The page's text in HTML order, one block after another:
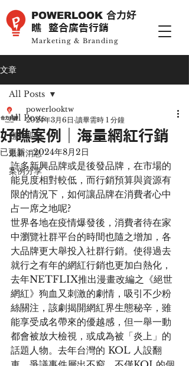
POWERLOOK 合力好
瞧 整合廣告行銷
Marketing & Branding
文章
All Posts
趨勢觀點
最新消息
案例分享
All Posts
好瞧案例｜海量網紅行銷
powerlooktw
2024年3月6日 讀畢需時 1 分鐘
已更新：2024年8月2日
許多新興品牌或是後發品牌，在市場的
能見度相對較低，而行銷預算與資源有
限的情況下，如何讓品牌在消費者心中
占一席之地呢?
世界各地在疫情爆發後，消費者待在家
中瀏覽社群平台的時間也隨之增加，各
大品牌更大舉投入社群行銷。使得過去
就行之有年的網紅行銷也更加白熱化，
去年NETFLIX推出漫畫改編之《絕世
網紅》狗血又刺激的劇情，吸引不少粉
絲關注，該劇揭開網紅界生態秘辛，雖
能享受成名帶來的優越感，但一舉一動
都會被放大檢視，或成為被「炎上」的
話題人物。去年台灣的 KOL 人設翻